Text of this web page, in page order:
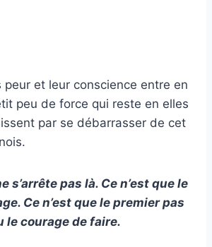
peur et leur conscience entre en
peu de force qui reste en elles
par se débarrasser de cet
s’arrête pas là. Ce n’est que le
Ce n’est que le premier pas
le courage de faire.